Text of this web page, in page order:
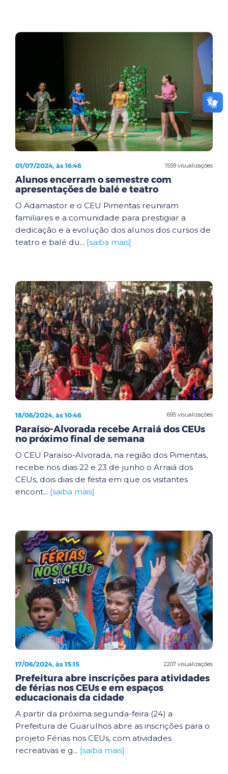
1559 visualizações
01/07/2024, às 16:46
Alunos encerram o semestre com
apresentações de balé e teatro
O Adamastor e o CEU Pimentas reuniram
familiares e a comunidade para prestigiar a
dedicação e a evolução dos alunos dos cursos de
teatro e balé du... [saiba mais]
695 visualizações
18/06/2024, às 10:46
Paraíso-Alvorada recebe Arraiá dos CEUs
no próximo final de semana
O CEU Paraíso-Alvorada, na região dos Pimentas,
recebe nos dias 22 e 23 de junho o Arraiá dos
CEUs, dois dias de festa em que os visitantes
encont... [saiba mais]
2207 visualizações
17/06/2024, às 15:15
Prefeitura abre inscrições para atividades
de férias nos CEUs e em espaços
educacionais da cidade
A partir da próxima segunda-feira (24) a
Prefeitura de Guarulhos abre as inscrições para o
projeto Férias nos CEUs, com atividades
recreativas e g... [saiba mais]